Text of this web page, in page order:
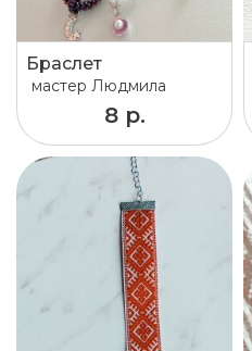
Браслет
мастер Людмила
8 р.